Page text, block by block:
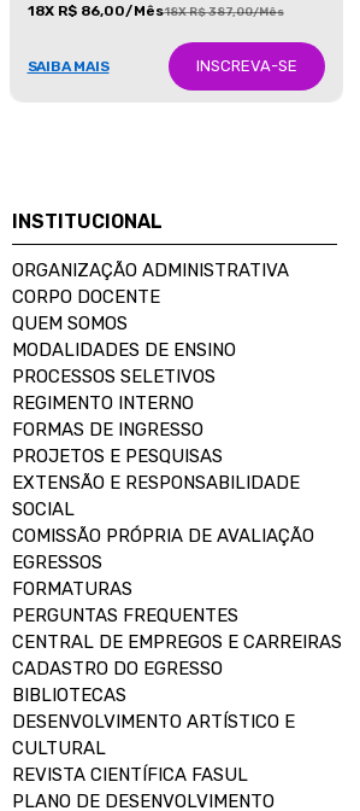
18X R$ 86,00/Mês18X R$ 387,00/Mês
SAIBA MAIS INSCREVA-SE
INSTITUCIONAL
ORGANIZAÇÃO ADMINISTRATIVA
CORPO DOCENTE
QUEM SOMOS
MODALIDADES DE ENSINO
PROCESSOS SELETIVOS
REGIMENTO INTERNO
FORMAS DE INGRESSO
PROJETOS E PESQUISAS
EXTENSÃO E RESPONSABILIDADE
SOCIAL
COMISSÃO PRÓPRIA DE AVALIAÇÃO
EGRESSOS
FORMATURAS
PERGUNTAS FREQUENTES
CENTRAL DE EMPREGOS E CARREIRAS
CADASTRO DO EGRESSO
BIBLIOTECAS
DESENVOLVIMENTO ARTÍSTICO E
CULTURAL
REVISTA CIENTÍFICA FASUL
PLANO DE DESENVOLVIMENTO